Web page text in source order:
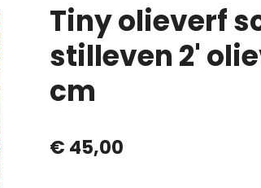
Tiny olieverf
stilleven 2'
cm
€ 45,00